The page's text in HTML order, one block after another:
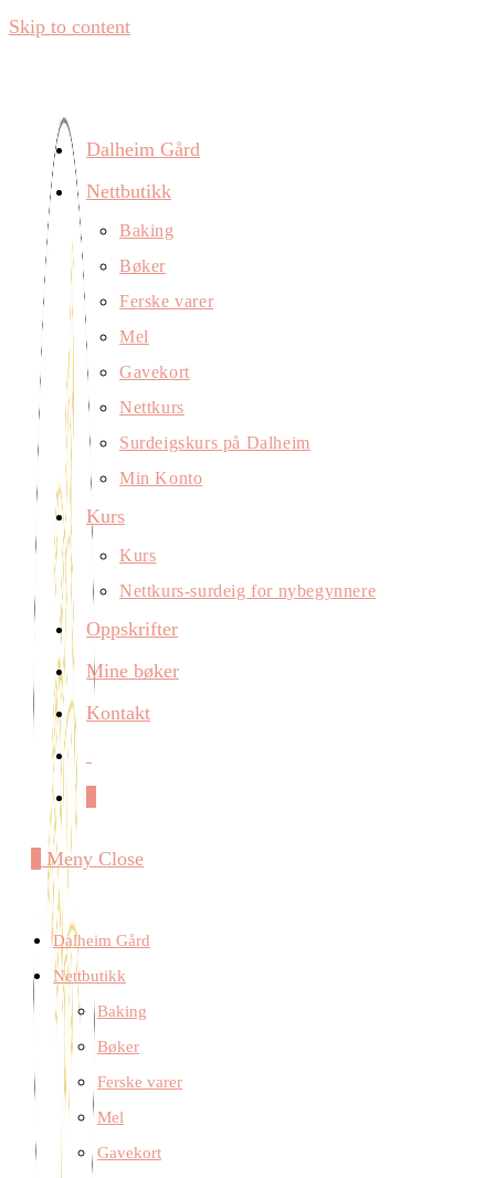
Skip to content
Dalheim Gård
Nettbutikk
Baking
Bøker
Ferske varer
Mel
Gavekort
Nettkurs
Surdeigskurs på Dalheim
Min Konto
Kurs
Kurs
Nettkurs-surdeig for nybegynnere
Oppskrifter
Mine bøker
Kontakt
Meny Close
Dalheim Gård
Nettbutikk
Baking
Bøker
Ferske varer
Mel
Gavekort